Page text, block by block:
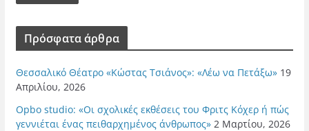
Πρόσφατα άρθρα
Θεσσαλικό Θέατρο «Κώστας Τσιάνος»: «Λέω να Πετάξω» 19
Απριλίου, 2026
Opbo studio: «Οι σχολικές εκθέσεις του Φριτς Κόχερ ή πώς
γεννιέται ένας πειθαρχημένος άνθρωπος» 2 Μαρτίου, 2026